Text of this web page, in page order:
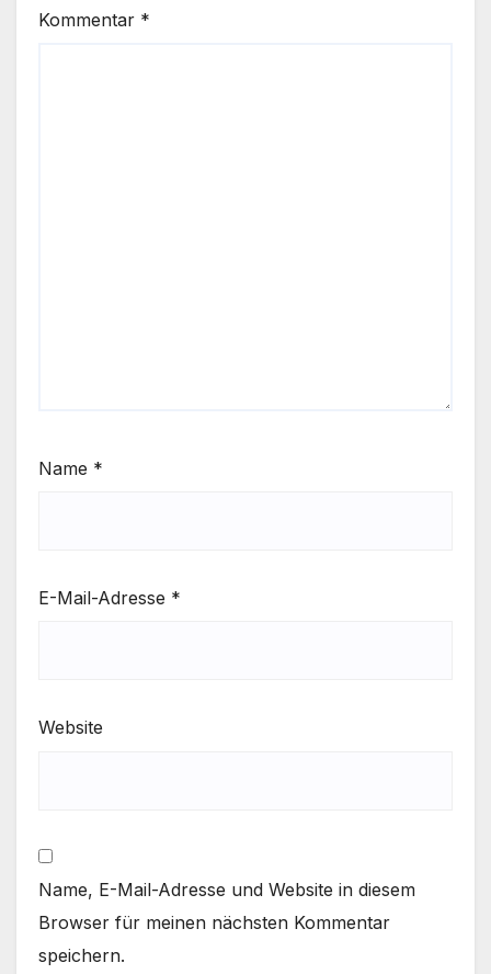
Kommentar *
Name *
E-Mail-Adresse *
Website
Name, E-Mail-Adresse und Website in diesem
Browser für meinen nächsten Kommentar
speichern.